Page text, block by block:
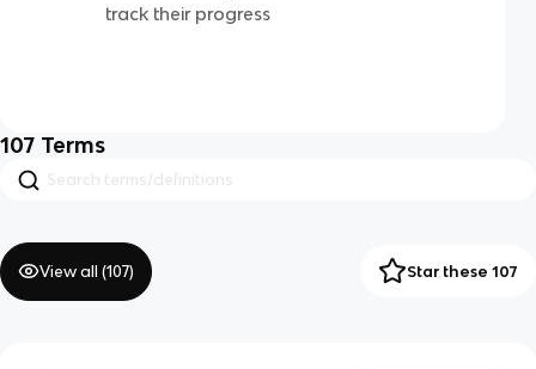
track their progress
107 Terms
View all (107) Star these 107